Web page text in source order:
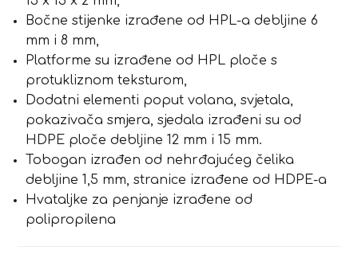
Bočne stijenke izrađene od HPL-a debljine 6
mm i 8 mm,
Platforme su izrađene od HPL ploče s
protukliznom teksturom,
Dodatni elementi poput volana, svjetala,
pokazivača smjera, sjedala izrađeni su od
HDPE ploče debljine 12 mm i 15 mm.
Tobogan izrađen od nehrđajućeg čelika
debljine 1,5 mm, stranice izrađene od HDPE-a
Hvataljke za penjanje izrađene od
polipropilena